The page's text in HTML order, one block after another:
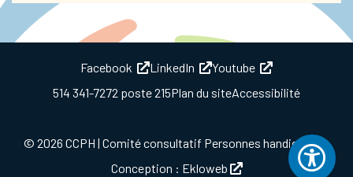
© 2026 CCPH | Comité consultatif Personnes handicapées
Conception : Ekloweb (this link will open in
Facebook (this link will open in a new window)
LinkedIn (this link will open in a
Youtube
(this link will
514 341-7272 poste 215Plan du siteAccessibilité